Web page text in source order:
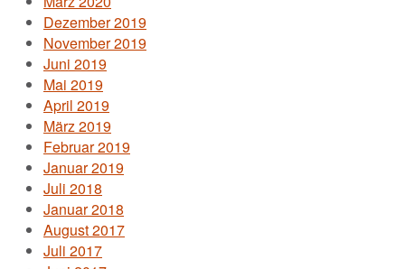
Dezember 2019
November 2019
Juni 2019
Mai 2019
April 2019
März 2019
Februar 2019
Januar 2019
Juli 2018
Januar 2018
August 2017
Juli 2017